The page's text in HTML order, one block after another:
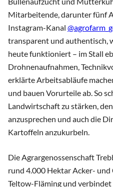
Mitarbeitende, darunter fünf
Instagram-Kanal
transparent und authentisch,
heute funktioniert – im Stall
Drohnenaufnahmen,
erklärte Arbeitsabläufe
und bauen Vorurteile ab. So
Landwirtschaft zu stärken,
anzusprechen und auch die
Kartoffeln anzukurbeln.
Die Agrargenossenschaft
rund 4.000 Hektar Acker-
Teltow-Fläming und